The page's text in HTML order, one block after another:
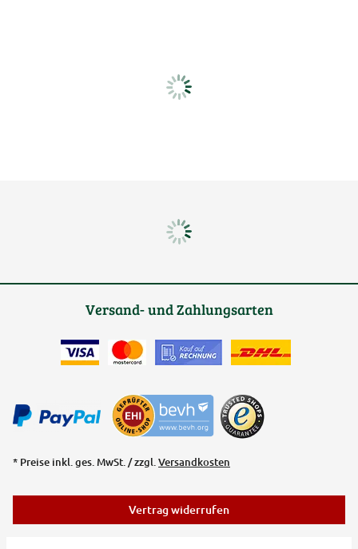
Versand- und Zahlungsarten
* Preise inkl. ges. MwSt. / zzgl.Versandkosten
Vertrag widerrufen